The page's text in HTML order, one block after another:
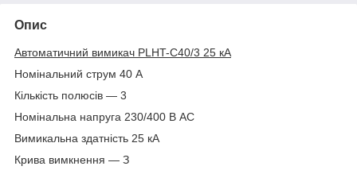
Опис
Автоматичний вимикач PLHT-C40/3 25 кА
Номінальний струм 40 А
Кількість полюсів — 3
Номінальна напруга 230/400 В AC
Вимикальна здатність 25 кА
Крива вимкнення — З